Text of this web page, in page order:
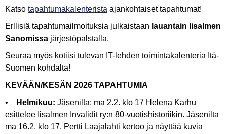
Katso tapahtumakalenterista ajankohtaiset tapahtumat!
Erllisiä tapahtumailmoituksia julkaistaan lauantain Iisalmen
Sanomissa järjestöpalstalla.
Seuraa myös kotiisi tulevan IT-lehden toimintakalenteria Itä-
Suomen kohdalta!
KEVÄÄN/KESÄN 2026 TAPAHTUMIA
•
Helmikuu: Jäsenilta: ma 2.2. klo 17 Helena Karhu
esittelee Iisalmen Invalidit ry:n 80-vuotishistoriikin. Jäsenilta
ma 16.2. klo 17, Pertti Laajalahti kertoo ja näyttää kuvia